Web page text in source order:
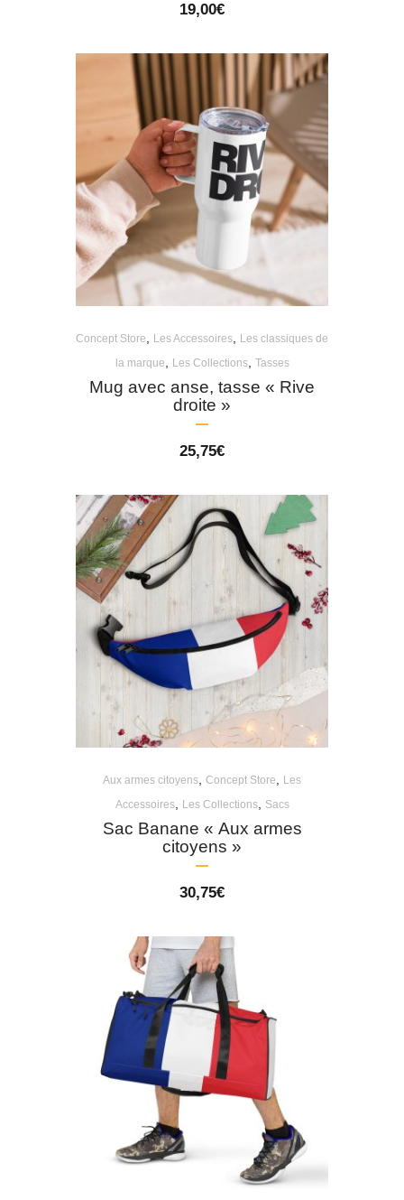
19,00€
Concept Store Les Accessoires
Les classiques de
la marque
Les Collections, Tasses
Mug avec anse, tasse « Rive
droite »
25,75€
Aux armes citoyens Concept Store
Les
Accessoires, Les Collections, Sacs
Sac Banane « Aux armes
citoyens »
30,75€